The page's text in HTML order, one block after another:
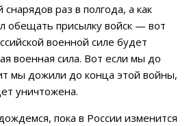
раз в полгода, а как
обещать присылку войск — вот
военной силе будет
военная сила. Вот если мы до
мы дожили до конца этой войны,
уничтожена.
пока в России изменится